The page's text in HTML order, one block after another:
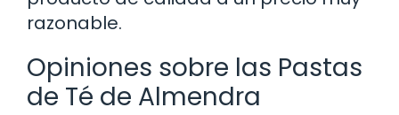
razonable.
Opiniones sobre las Pastas
de Té de Almendra